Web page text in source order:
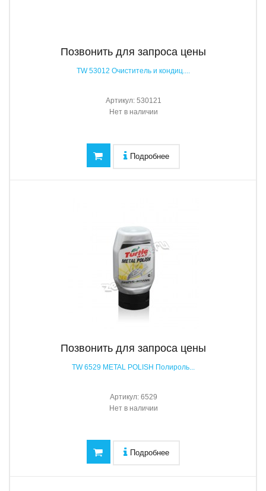
Позвонить для запроса цены
TW 53012 Очиститель и кондиц....
Артикул:530121
Нет в наличии
Подробнее
Позвонить для запроса цены
TW 6529 METAL POLISH Полироль...
Артикул:6529
Нет в наличии
Подробнее